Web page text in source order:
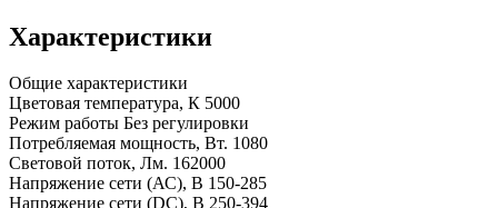
Характеристики
Общие характеристики
Цветовая температура, К 5000
Режим работы Без регулировки
Потребляемая мощность, Вт. 1080
Световой поток, Лм. 162000
Напряжение сети (АС), В 150-285
Напряжение сети (DC), В 250-394